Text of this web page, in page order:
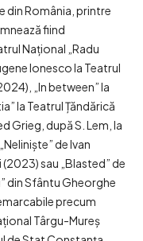
din România, printre
fiind
Național „Radu
Ionesco la Teatrul
„In between” la
la Teatrul Țăndărică
Grieg, după S. Lem, la
de Ivan
sau „Blasted” de
din Sfântu Gheorghe
precum
Târgu-Mureș